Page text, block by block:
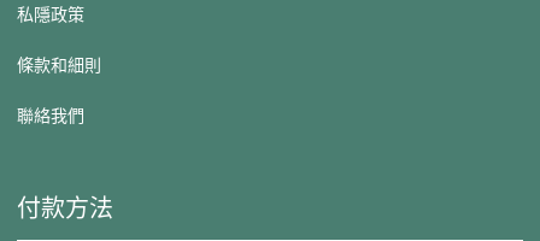
私隱政策
條款和細則
聯絡我們
付款方法